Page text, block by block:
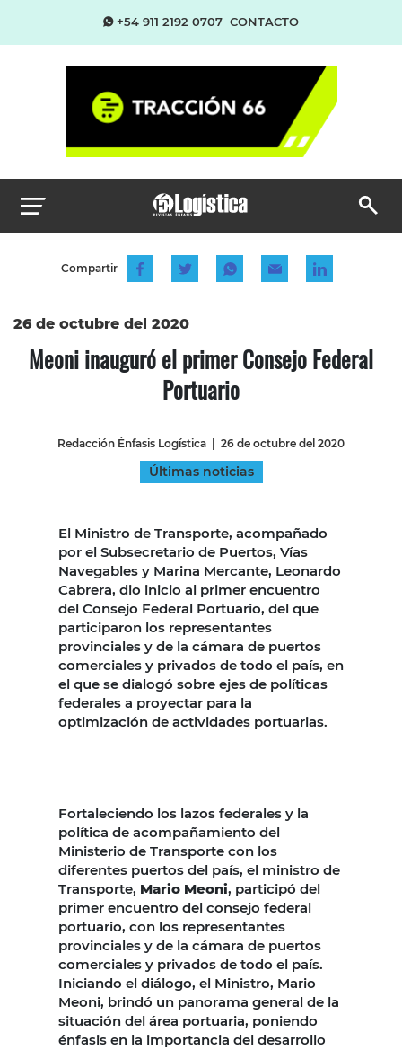
+54 911 2192 0707 CONTACTO
Compartir
26 de octubre del 2020
Meoni inauguró el primer Consejo Federal
Portuario
Redacción Énfasis Logística | 26 de octubre del 2020
Últimas noticias
El Ministro de Transporte, acompañado
por el Subsecretario de Puertos, Vías
Navegables y Marina Mercante, Leonardo
Cabrera, dio inicio al primer encuentro
del Consejo Federal Portuario, del que
participaron los representantes
provinciales y de la cámara de puertos
comerciales y privados de todo el país, en
el que se dialogó sobre ejes de políticas
federales a proyectar para la
optimización de actividades portuarias.
Fortaleciendo los lazos federales y la
política de acompañamiento del
Ministerio de Transporte con los
diferentes puertos del país, el ministro de
Transporte, Mario Meoni, participó del
primer encuentro del consejo federal
portuario, con los representantes
provinciales y de la cámara de puertos
comerciales y privados de todo el país.
Iniciando el diálogo, el Ministro, Mario
Meoni, brindó un panorama general de la
situación del área portuaria, poniendo
énfasis en la importancia del desarrollo